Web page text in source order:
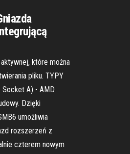
które można
pliku. TYPY
Socket A) - AMD
Dzięki
umożliwia
rozszerzeń z
czterem nowym